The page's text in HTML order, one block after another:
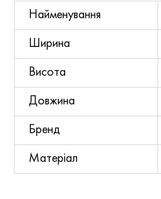
Найменування
Ширина
Висота
Довжина
Бренд
Матеріал